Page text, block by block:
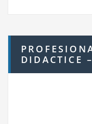
DIDACTICE